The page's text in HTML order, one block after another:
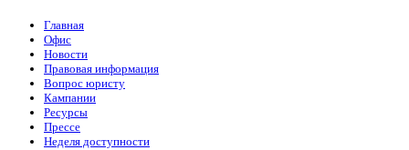
Главная
Офис
Новости
Правовая информация
Вопрос юристу
Кампании
Ресурсы
Прессе
Неделя доступности